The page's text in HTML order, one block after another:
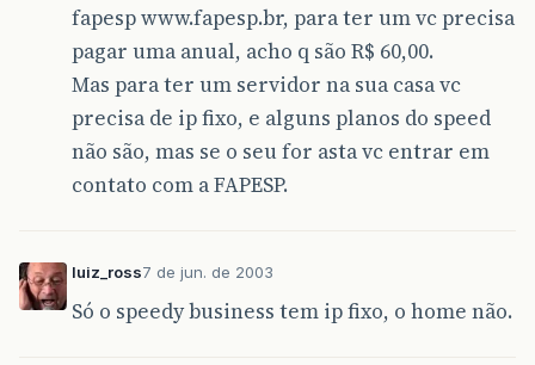
fapesp www.fapesp.br, para ter um vc precisa
pagar uma anual, acho q são R$ 60,00.
Mas para ter um servidor na sua casa vc
precisa de ip fixo, e alguns planos do speed
não são, mas se o seu for asta vc entrar em
contato com a FAPESP.
luiz_ross7 de jun. de 2003
Só o speedy business tem ip fixo, o home não.